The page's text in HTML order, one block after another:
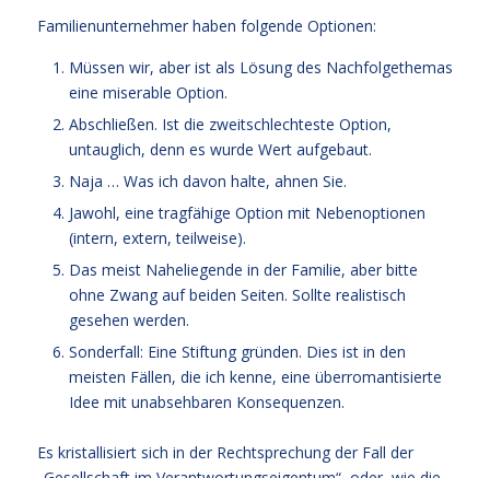
Familienunternehmer haben folgende Optionen:
Müssen wir, aber ist als Lösung des Nachfolgethemas
eine miserable Option.
Abschließen. Ist die zweitschlechteste Option,
untauglich, denn es wurde Wert aufgebaut.
Naja … Was ich davon halte, ahnen Sie.
Jawohl, eine tragfähige Option mit Nebenoptionen
(intern, extern, teilweise).
Das meist Naheliegende in der Familie, aber bitte
ohne Zwang auf beiden Seiten. Sollte realistisch
gesehen werden.
Sonderfall: Eine Stiftung gründen. Dies ist in den
meisten Fällen, die ich kenne, eine überromantisierte
Idee mit unabsehbaren Konsequenzen.
Es kristallisiert sich in der Rechtsprechung der Fall der